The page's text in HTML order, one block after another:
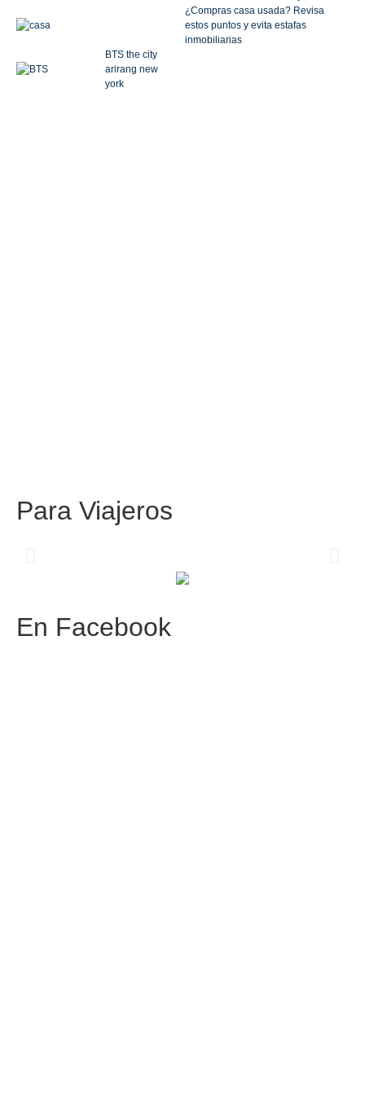
¿Compras casa usada? Revisa
estos puntos y evita estafas
inmobiliarias
BTS the city
arirang new
york
Para Viajeros
Centros comerciales
En Facebook